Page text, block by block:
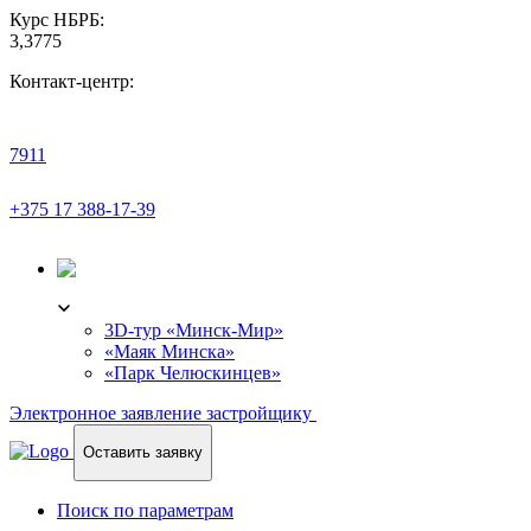
Курс НБРБ:
3,3775
Контакт-центр:
7911
+375 17 388-17-39
3D-тур «Минск-Мир»
«Маяк Минска»
«Парк Челюскинцев»
Электронное заявление застройщику
Оставить заявку
Поиск по параметрам